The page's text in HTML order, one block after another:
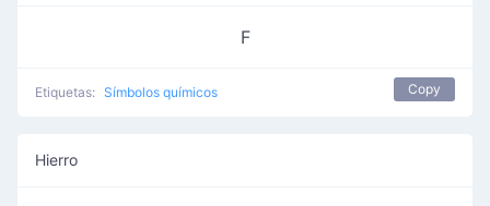
F
Etiquetas: Símbolos químicos Copy
Hierro